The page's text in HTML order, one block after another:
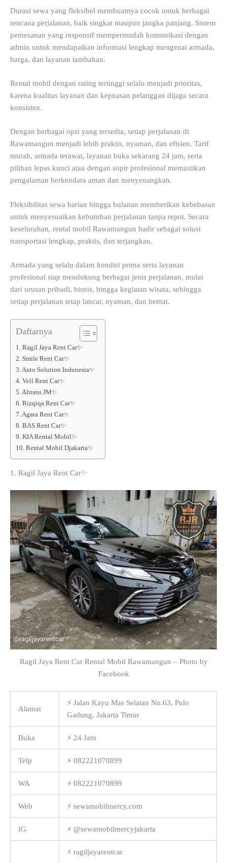
Durasi sewa yang fleksibel membuatnya cocok untuk berbagai
rencana perjalanan, baik singkat maupun jangka panjang. Sistem
pemesanan yang responsif mempermudah komunikasi dengan
admin untuk mendapatkan informasi lengkap mengenai armada,
harga, dan layanan tambahan.
Rental mobil dengan rating tertinggi selalu menjadi prioritas,
karena kualitas layanan dan kepuasan pelanggan dijaga secara
konsisten.
Dengan berbagai opsi yang tersedia, setiap perjalanan di
Rawamangun menjadi lebih praktis, nyaman, dan efisien. Tarif
murah, armada terawat, layanan buka sekarang 24 jam, serta
pilihan lepas kunci atau dengan sopir profesional memastikan
pengalaman berkendara aman dan menyenangkan.
Fleksibilitas sewa harian hingga bulanan memberikan kebebasan
untuk menyesuaikan kebutuhan perjalanan tanpa repot. Secara
keseluruhan, rental mobil Rawamangun hadir sebagai solusi
transportasi lengkap, praktis, dan terjangkau.
Armada yang selalu dalam kondisi prima serta layanan
profesional siap mendukung berbagai jenis perjalanan, mulai
dari urusan pribadi, bisnis, hingga kegiatan wisata, sehingga
setiap perjalanan tetap lancar, nyaman, dan hemat.
Daftarnya
1. Ragil Jaya Rent Car✨
2. Smile Rent Car✨
3. Auto Solution Indonesia✨
4. Vell Rent Car✨
5. Altrans JM✨
6. Rizqiqa Rent Car✨
7. Agata Rent Car✨
8. BAS Rent Car✨
9. KIA Rental Mobil✨
10. Rental Mobil Djakarta✨
1. Ragil Jaya Rent Car✨
Ragil Jaya Rent Car Rental Mobil Rawamangun – Photo by
Facebook
Alamat
⚡ Jalan Kayu Mas Selatan No.63, Pulo
Gadung, Jakarta Timur
Buka ⚡ 24 Jam
Telp ⚡ 082221070899
WA ⚡ 082221070899
Web ⚡ sewamobilmercy.com
IG ⚡ @sewamobilmercyjakarta
⚡ ragiljayarentcar